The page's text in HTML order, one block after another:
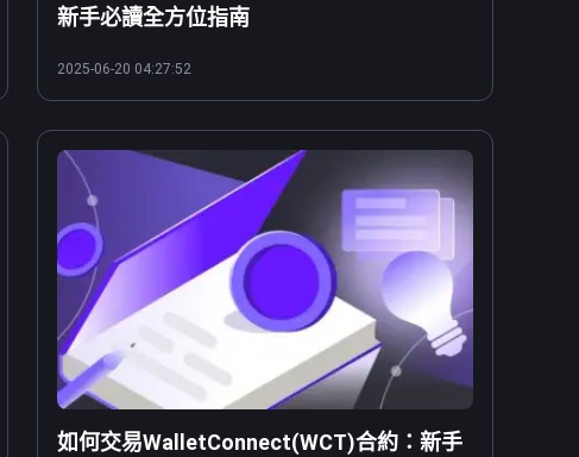
新手必讀全方位指南
2025-06-20 04:27:52
如何交易WalletConnect(WCT)合約：新手